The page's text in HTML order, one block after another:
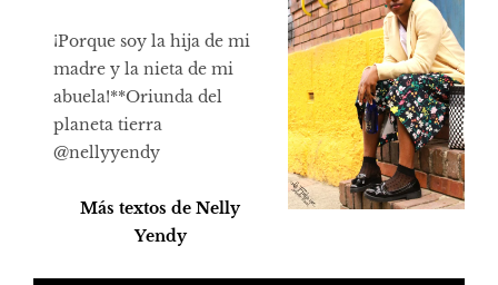
¡Porque soy la hija de mi
madre y la nieta de mi
abuela!**Oriunda del
planeta tierra
@nellyyendy
Más textos de Nelly
Yendy